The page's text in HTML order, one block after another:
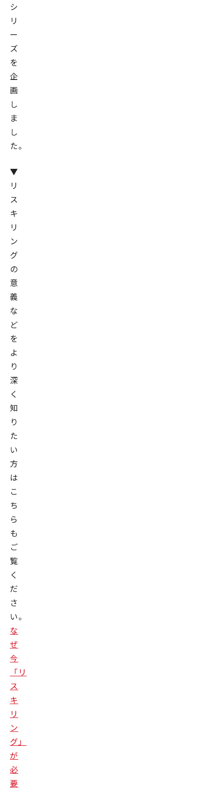
シ
リ
ー
ズ
を
企
画
し
ま
し
た。
▼
リ
ス
キ
リ
ン
グ
の
意
義
な
ど
を
よ
り
深
く
知
り
た
い
方
は
こ
ち
ら
も
ご
覧
く
だ
さ
い。
な
ぜ
今
「リ
ス
キ
リ
ン
グ」
が
必
要